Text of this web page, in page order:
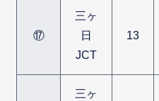
⑰
三ヶ
日
JCT
13
三ヶ